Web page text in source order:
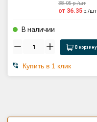
38.05р./шт
от 36.35 р./шт
В наличии
В корзину
Купить в 1 клик